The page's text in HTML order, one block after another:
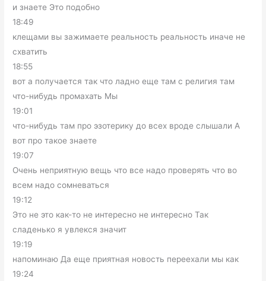
и знаете Это подобно
18:49
клещами вы зажимаете реальность реальность иначе не
схватить
18:55
вот а получается так что ладно еще там с религия там
что-нибудь промахать Мы
19:01
что-нибудь там про эзотерику до всех вроде слышали А
вот про такое знаете
19:07
Очень неприятную вещь что все надо проверять что во
всем надо сомневаться
19:12
Это не это как-то не интересно не интересно Так
сладенько я увлекся значит
19:19
напоминаю Да еще приятная новость переехали мы как
19:24